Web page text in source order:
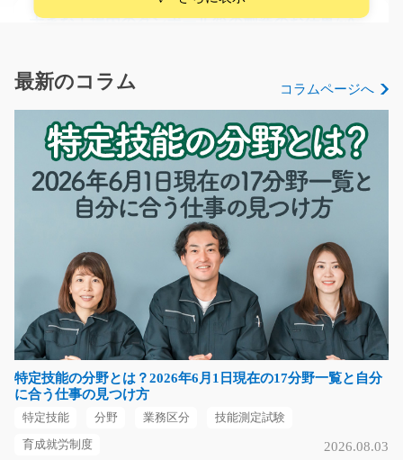
大きな工場内のダンボール箱の製造のお仕事/y08_
ンなので工場内でのお…
時給1000円
山口県宇部市
気になる
食品ピッキング/y03_01905
＼コツコツ・モクモク作業が好きな方にピッタリ！／ ス
ーパーなどで見かけ…
長期（3ヶ月以上）
時給1,200円
佐賀県鳥栖市
最新のコラム コラムページへ
特定技能の分野とは？2026年6月1日現在の17分野一覧と自分
に合う仕事の見つけ方
特定技能 分野 業務区分 技能測定試験
育成就労制度 2026.08.03